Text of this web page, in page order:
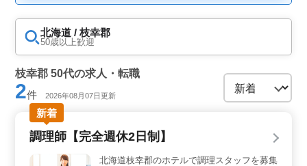
北海道 / 枝幸郡
50歳以上歓迎
枝幸郡 50代の求人・転職
2件 2026年08月07日更新
新着
調理師【完全週休2日制】
北海道枝幸郡のホテルで調理スタッフを募集